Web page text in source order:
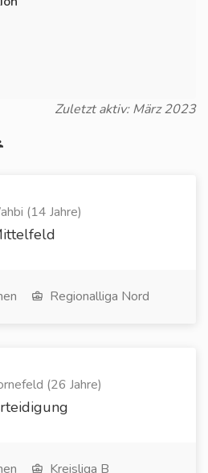
Zuletzt aktiv: März 2023
(14 Jahre)
Regionalliga Nord
(26 Jahre)
Kreisliga B